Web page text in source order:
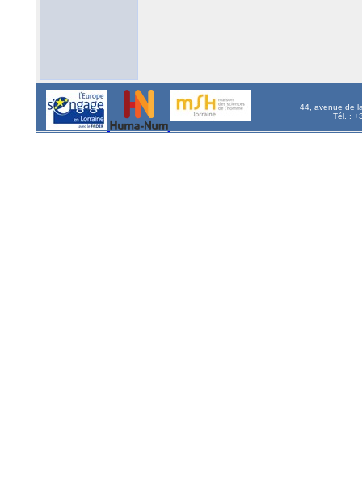
44, avenue de
Tél. :